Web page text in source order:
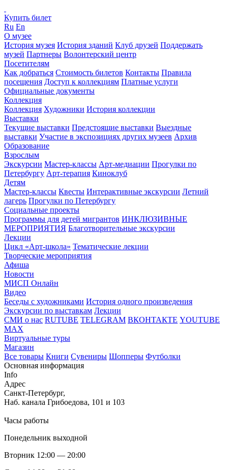
Купить билет
Ru En
О музее
История музея История зданий Клуб друзей Поддержать
музей Партнеры Волонтерский центр
Посетителям
Как добраться Стоимость билетов Контакты Правила
посещения Доступ к коллекциям Платные услуги
Официальные документы
Коллекция
Коллекция Художники История коллекции
Выставки
Текущие выставки Предстоящие выставки Выездные
выставки Участие в экспозициях других музеев Архив
Образование
Взрослым
Экскурсии Мастер-классы Арт-медиации Прогулки по
Петербургу Арт-терапия Киноклуб
Детям
Мастер-классы Квесты Интерактивные экскурсии Летний
лагерь Прогулки по Петербургу
Социальные проекты
Программы для детей мигрантов ИНКЛЮЗИВНЫЕ
МЕРОПРИЯТИЯ Благотворительные экскурсии
Лекции
Цикл «Арт-школа» Тематические лекции
Творческие мероприятия
Афиша
Новости
МИСП Онлайн
Видео
Беседы с художниками История одного произведения
Экскурсии по выставкам Лекции
СМИ о нас RUTUBE TELEGRAM ВКОНТАКТЕ YOUTUBE
MAX
Виртуальные туры
Магазин
Все товары Книги Сувениры Шопперы Футболки
Основная информация
Info
Адрес
Санкт-Петербург,
Наб. канала Грибоедова, 101 и 103
Часы работы
Понедельник выходной
Вторник 12:00 — 20:00